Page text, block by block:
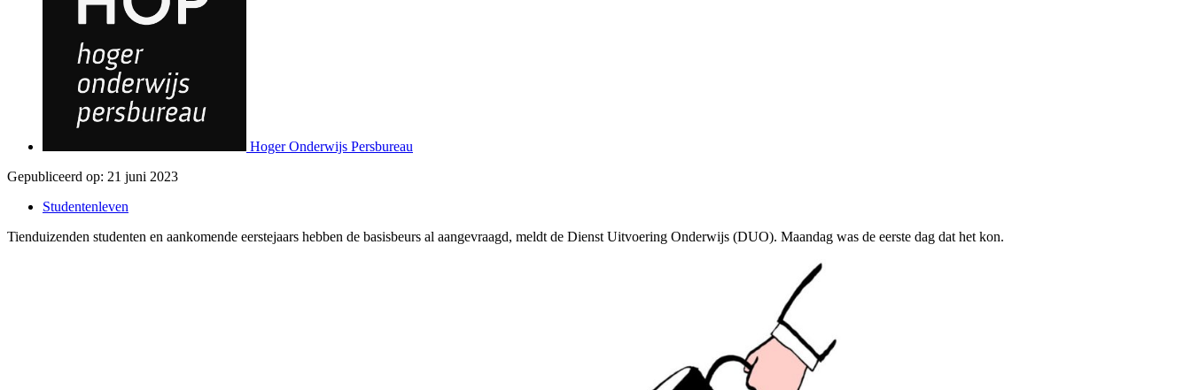
Hoger Onderwijs Persbureau
Gepubliceerd op: 21 juni 2023
Studentenleven
Tienduizenden studenten en aankomende eerstejaars hebben de basisbeurs al aangevraagd, meldt de Dienst Uitvoering Onderwijs (DUO). Maandag was de eerste dag dat het kon.